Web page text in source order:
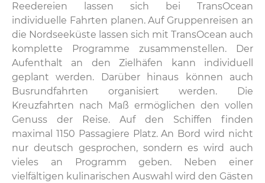
Reedereien lassen sich bei TransOcean
individuelle Fahrten planen. Auf Gruppenreisen an
die Nordseeküste lassen sich mit TransOcean auch
komplette Programme zusammenstellen. Der
Aufenthalt an den Zielhäfen kann individuell
geplant werden. Darüber hinaus können auch
Busrundfahrten organisiert werden. Die
Kreuzfahrten nach Maß ermöglichen den vollen
Genuss der Reise. Auf den Schiffen finden
maximal 1150 Passagiere Platz. An Bord wird nicht
nur deutsch gesprochen, sondern es wird auch
vieles an Programm geben. Neben einer
vielfältigen kulinarischen Auswahl wird den Gästen